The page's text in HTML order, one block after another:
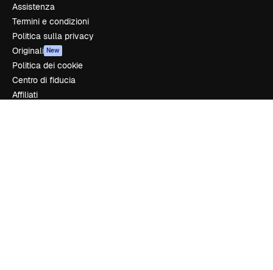
Assistenza
Termini e condizioni
Politica sulla privacy
Originali New
Politica dei cookie
Centro di fiducia
Affiliati